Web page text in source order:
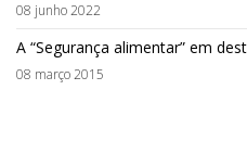
08 junho 2022
A “Segurança alimentar” em
08 março 2015